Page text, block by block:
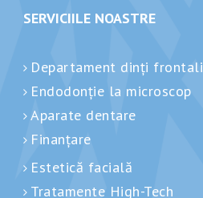
SERVICIILE NOASTRE
Departament dinți frontali
Endodonție la microscop
Aparate dentare
Finanțare
Estetică facială
Tratamente High-Tech